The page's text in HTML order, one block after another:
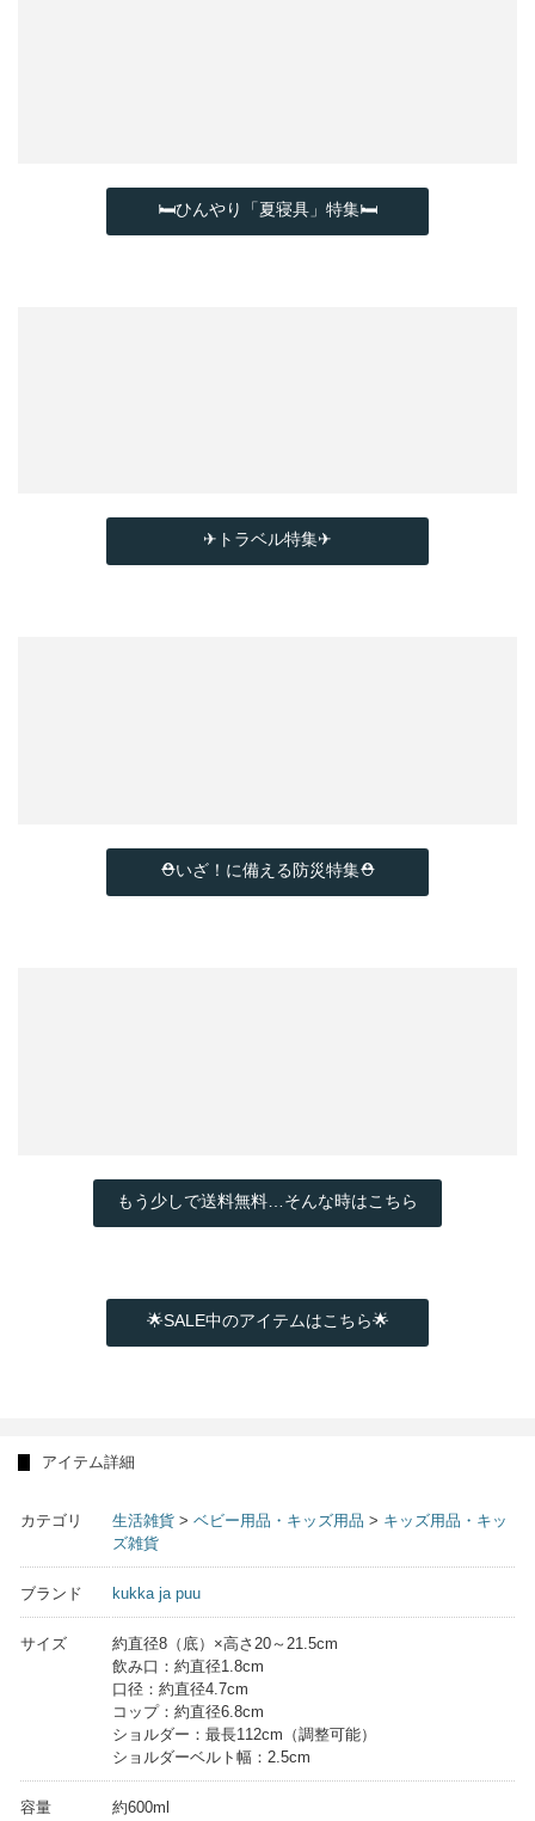
🛏ひんやり「夏寝具」特集🛏
✈トラベル特集✈
⛑いざ！に備える防災特集⛑
もう少しで送料無料…そんな時はこちら
🌟SALE中のアイテムはこちら🌟
アイテム詳細
カテゴリ 生活雑貨 > ベビー用品・キッズ用品 > キッズ用品・キッ
ズ雑貨
ブランド kukka ja puu
サイズ
約直径8（底）×高さ20～21.5cm
飲み口：約直径1.8cm
口径：約直径4.7cm
コップ：約直径6.8cm
ショルダー：最長112cm（調整可能）
ショルダーベルト幅：2.5cm
容量 約600ml